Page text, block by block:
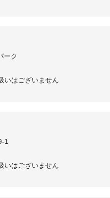
ーク
いはございません
1
いはございません